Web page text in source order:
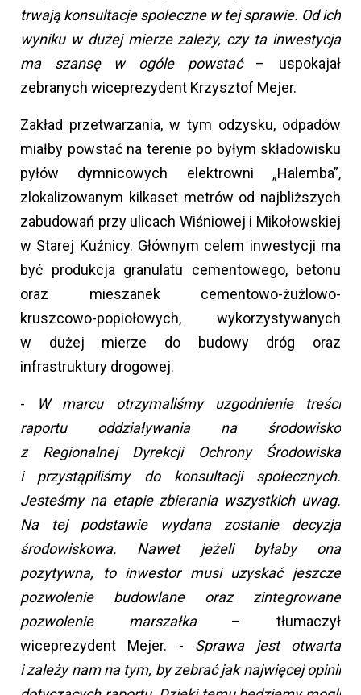
trwają konsultacje społeczne w tej sprawie. Od ich
wyniku w dużej mierze zależy, czy ta inwestycja
ma szansę w ogóle powstać– uspokajał
zebranych wiceprezydent Krzysztof Mejer.
Zakład przetwarzania, w tym odzysku, odpadów
miałby powstać na terenie po byłym składowisku
pyłów dymnicowych elektrowni „Halemba”,
zlokalizowanym kilkaset metrów od najbliższych
zabudowań przy ulicach Wiśniowej i Mikołowskiej
w Starej Kuźnicy. Głównym celem inwestycji ma
być produkcja granulatu cementowego, betonu
oraz mieszanek cementowo-żużlowo-
kruszcowo-popiołowych, wykorzystywanych
w dużej mierze do budowy dróg oraz
infrastruktury drogowej.
-
W marcu otrzymaliśmy uzgodnienie treści
raportu oddziaływania na środowisko
z Regionalnej Dyrekcji Ochrony Środowiska
i przystąpiliśmy do konsultacji społecznych.
Jesteśmy na etapie zbierania wszystkich uwag.
Na tej podstawie wydana zostanie decyzja
środowiskowa. Nawet jeżeli byłaby ona
pozytywna, to inwestor musi uzyskać jeszcze
pozwolenie budowlane oraz zintegrowane
pozwolenie marszałka – tłumaczył
wiceprezydent Mejer. - Sprawa jest otwarta
i zależy nam na tym, by zebrać jak najwięcej opinii